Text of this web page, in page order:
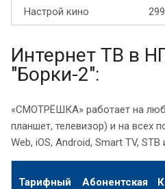
Настрой кино 299
Интернет ТВ в
"Борки-2":
«СМОТРЁШКА» работает на
планшет, телевизор) и на всех
Web, iOS, Android, Smart TV,
Тарифный
Абонентская